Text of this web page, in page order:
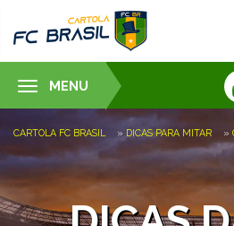
Toggle
navigation
MENU
CARTOLA FC BRASIL » DICAS PARA MITAR »